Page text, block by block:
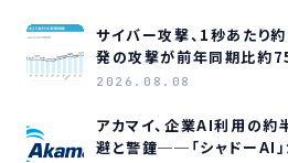
サイバー攻撃、1秒あた
発の攻撃が前年同期比約
2026.08.08
アカマイ、企業AI利用の約
避と警鐘──「シャドーAI